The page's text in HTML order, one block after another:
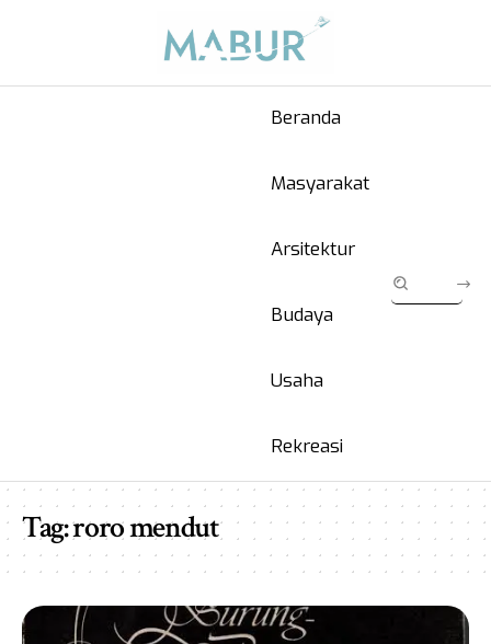
Beranda
Masyarakat
Arsitektur
Budaya
Usaha
Rekreasi
Tag:roro mendut